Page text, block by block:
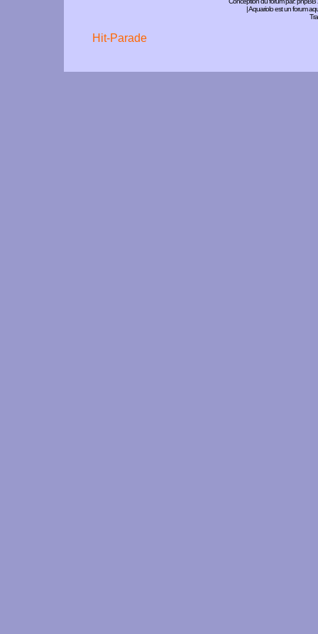
| Aquariolo est un forum